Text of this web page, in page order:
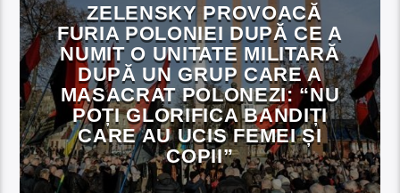
ZELENSKY PROVOACĂ
FURIA POLONIEI DUPĂ CE A
NUMIT O UNITATE MILITARĂ
DUPĂ UN GRUP CARE A
MASACRAT POLONEZI: “NU
POȚI GLORIFICA BANDIȚI
CARE AU UCIS FEMEI ȘI
COPII”